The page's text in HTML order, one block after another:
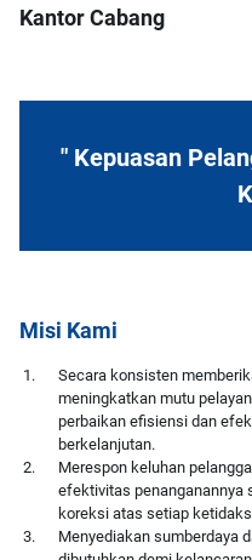
Kantor Cabang
" Kepuasan
Misi Kami
Secara konsisten
meningkatkan mutu
perbaikan efisiensi dan
berkelanjutan.
Merespon keluhan
efektivitas
koreksi atas setiap
Menyediakan sumberdaya